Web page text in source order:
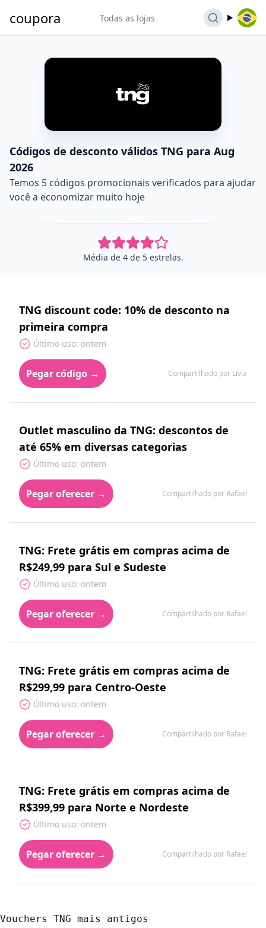
coupora Todas as lojas
Códigos de desconto válidos TNG para Aug
2026
Temos 5 códigos promocionais verificados para ajudar
você a economizar muito hoje
Média de 4 de 5 estrelas.
TNG discount code: 10% de desconto na
primeira compra
Último uso: ontem
Pegar código → Compartilhado por Lívia
Outlet masculino da TNG: descontos de
até 65% em diversas categorias
Último uso: ontem
Pegar oferecer → Compartilhado por Rafael
TNG: Frete grátis em compras acima de
R$249,99 para Sul e Sudeste
Último uso: ontem
Pegar oferecer → Compartilhado por Rafael
TNG: Frete grátis em compras acima de
R$299,99 para Centro-Oeste
Último uso: ontem
Pegar oferecer → Compartilhado por Rafael
TNG: Frete grátis em compras acima de
R$399,99 para Norte e Nordeste
Último uso: ontem
Pegar oferecer → Compartilhado por Rafael
Vouchers TNG mais antigos